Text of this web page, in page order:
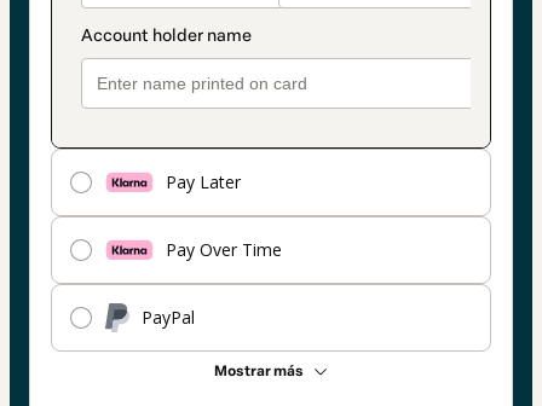
Pay Later
Pay Over Time
PayPal
Mostrar más